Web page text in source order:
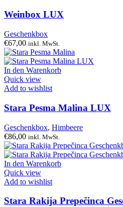
Weinbox LUX
Geschenkbox
€67,00 inkl. MwSt.
In den Warenkorb
Quick view
Add to wishlist
Stara Pesma Malina LUX
Geschenkbox, Himbeere
€86,00 inkl. MwSt.
In den Warenkorb
Quick view
Add to wishlist
Stara Rakija Prepečinca